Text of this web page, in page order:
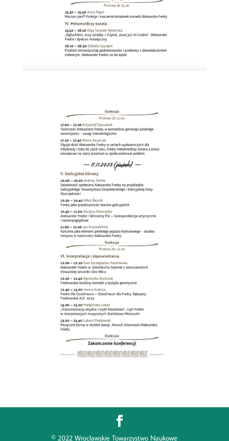
© 2022 Wrocławskie Towarzystwo Naukowe